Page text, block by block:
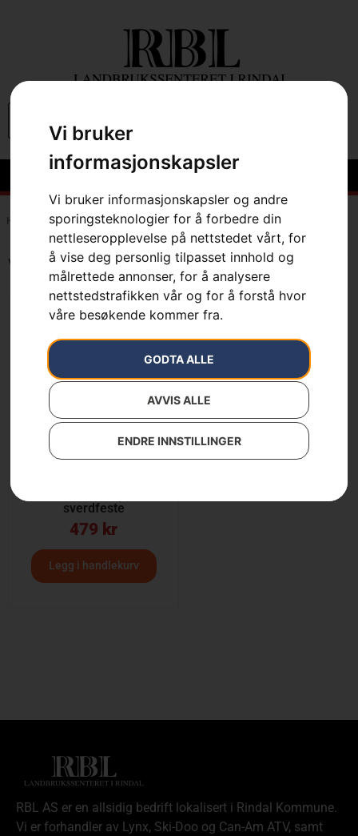
Vi bruker
informasjonskapsler
Vi bruker informasjonskapsler og andre
sporingsteknologier for å forbedre din
nettleseropplevelse på nettstedet vårt, for
å vise deg personlig tilpasset innhold og
målrettede annonser, for å analysere
nettstedstrafikken vår og for å forstå hvor
våre besøkende kommer fra.
GODTA ALLE
AVVIS ALLE
ENDRE INNSTILLINGER
Hem 7391736619073
Viser det ene resultatet
sverdfeste
479 kr
Legg i handlekurv
RBL AS er en allsidig bedrift lokalisert i Rindal Kommune.
Vi er forhandler av Lynx, Ski-Doo og Can-Am ATV, samt